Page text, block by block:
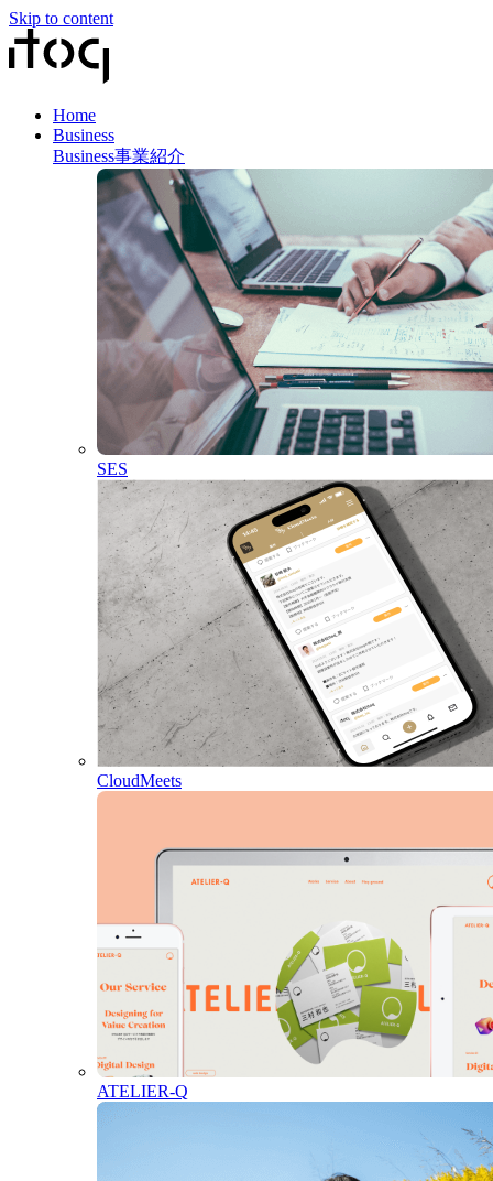
Skip to content
Home
Business
Business事業紹介
SES
CloudMeets
ATELIER-Q